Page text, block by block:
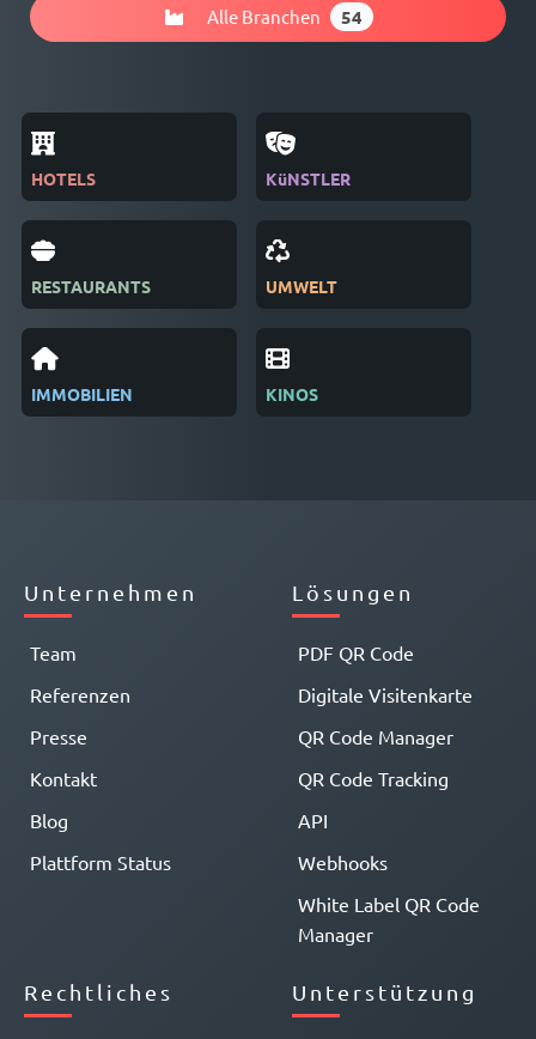
Alle Branchen 54
HOTELS
RESTAURANTS
IMMOBILIEN
KüNSTLER
UMWELT
KINOS
Unternehmen
Team
Referenzen
Presse
Kontakt
Blog
Plattform Status
Lösungen
PDF QR Code
Digitale Visitenkarte
QR Code Manager
QR Code Tracking
API
Webhooks
White Label QR Code
Manager
Rechtliches Unterstützung